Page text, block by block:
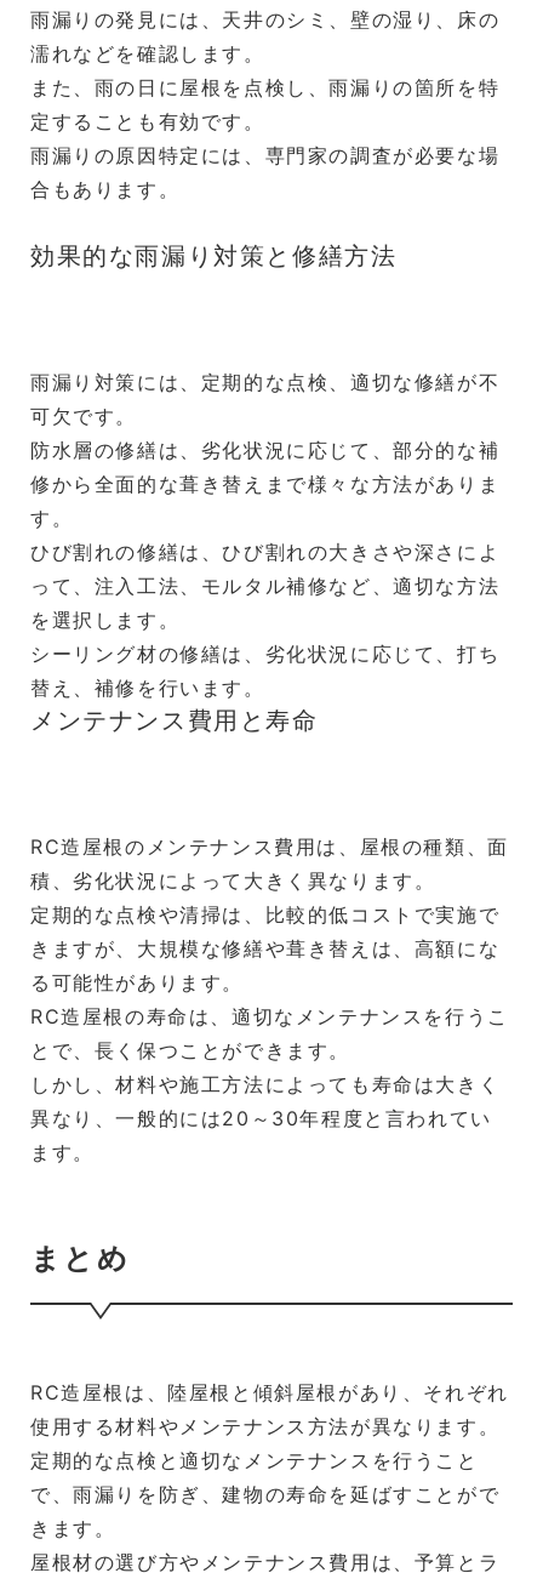
雨漏りの発見には、天井のシミ、壁の湿り、床の
濡れなどを確認します。
また、雨の日に屋根を点検し、雨漏りの箇所を特
定することも有効です。
雨漏りの原因特定には、専門家の調査が必要な場
合もあります。
効果的な雨漏り対策と修繕方法
雨漏り対策には、定期的な点検、適切な修繕が不
可欠です。
防水層の修繕は、劣化状況に応じて、部分的な補
修から全面的な葺き替えまで様々な方法がありま
す。
ひび割れの修繕は、ひび割れの大きさや深さによ
って、注入工法、モルタル補修など、適切な方法
を選択します。
シーリング材の修繕は、劣化状況に応じて、打ち
替え、補修を行います。
メンテナンス費用と寿命
RC造屋根のメンテナンス費用は、屋根の種類、面
積、劣化状況によって大きく異なります。
定期的な点検や清掃は、比較的低コストで実施で
きますが、大規模な修繕や葺き替えは、高額にな
る可能性があります。
RC造屋根の寿命は、適切なメンテナンスを行うこ
とで、長く保つことができます。
しかし、材料や施工方法によっても寿命は大きく
異なり、一般的には20～30年程度と言われてい
ます。
まとめ
RC造屋根は、陸屋根と傾斜屋根があり、それぞれ
使用する材料やメンテナンス方法が異なります。
定期的な点検と適切なメンテナンスを行うこと
で、雨漏りを防ぎ、建物の寿命を延ばすことがで
きます。
屋根材の選び方やメンテナンス費用は、予算とラ